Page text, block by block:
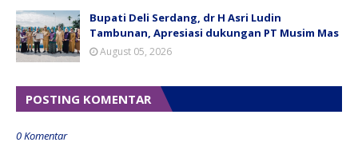
Bupati Deli Serdang, dr H Asri Ludin
Tambunan, Apresiasi dukungan PT Musim Mas
August 05, 2026
POSTING KOMENTAR
0 Komentar